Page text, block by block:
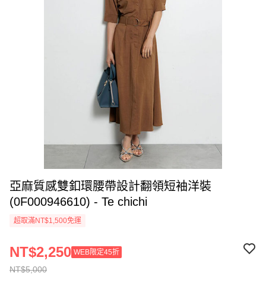
亞麻質感雙釦環腰帶設計翻領短袖洋裝
(0F000946610) - Te chichi
超取滿NT$1,500免運
NT$5,000
NT$2,250 WEB限定45折